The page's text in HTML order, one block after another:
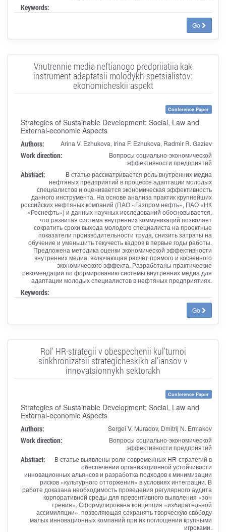
Keywords:
Go
Vnutrennie media neftianogo predpriiatiia kak
instrument adaptatsii molodykh spetsialistov:
ekonomicheskii aspekt
Conference Paper
Strategies of Sustainable Development: Social, Law and
External-economic Aspects
Authors: Arina V. Ezhukova, Irina F. Ezhukova, Radmir R. Gaziev
Work direction:
Вопросы социально-экономической
эффективности предприятий
Abstract:
В статье рассматривается роль внутренних медиа
нефтяных предприятий в процессе адаптации молодых
специалистов и оценивается экономическая эффективность
данного инструмента. На основе анализа практик крупнейших
российских нефтяных компаний (ПАО «Газпром нефть», ПАО «НК
«Роснефть») и данных научных исследований обосновывается,
что развитая система внутренних коммуникаций позволяет
сократить сроки выхода молодого специалиста на проектные
показатели производительности труда, снизить затраты на
обучение и уменьшить текучесть кадров в первые годы работы.
Предложена методика оценки экономической эффективности
внутренних медиа, включающая расчет прямого и косвенного
экономического эффекта. Разработаны практические
рекомендации по формированию системы внутренних медиа для
адаптации молодых специалистов в нефтяных предприятиях.
Keywords:
Go
Rol' HR-strategii v obespechenii kul'turnoi
sinkhronizatsii strategicheskikh al'iansov v
innovatsionnykh sektorakh
Conference Paper
Strategies of Sustainable Development: Social, Law and
External-economic Aspects
Authors: Sergei V. Muradov, Dmitrij N. Ermakov
Work direction:
Вопросы социально-экономической
эффективности предприятий
Abstract:
В статье выявлены роли современных HR-стратегий в
обеспечении организационной устойчивости
инновационных альянсов и разработка подходов к минимизации
рисков «культурного отторжения» в условиях интеграции. В
работе доказана необходимость проведения регулярного аудита
корпоративной среды для превентивного выявления «зон
трения». Сформулирована концепция «избирательной
ассимиляции», позволяющая сохранять творческую свободу
малых инновационных компаний при их поглощении крупными
игроками.